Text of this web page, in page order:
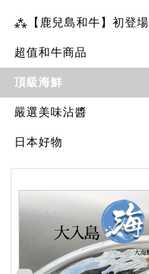
⁂【鹿兒島和牛】初登場
超值和牛商品
頂級海鮮
嚴選美味沾醬
日本好物